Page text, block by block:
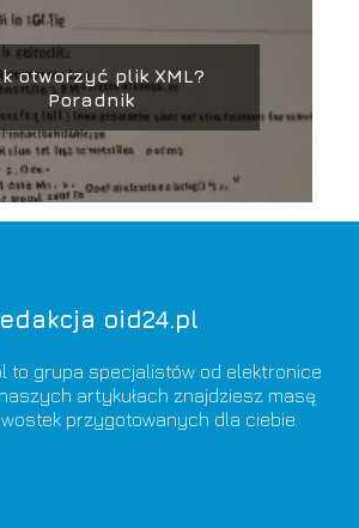
otworzyć plik XML?
Poradnik
oid24.pl
to grupa specjalistów od elektronice
artykułach znajdziesz masę
przygotowanych dla ciebie.